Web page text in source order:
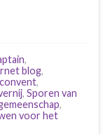
,
blog,
,
, Sporen van
,
voor het